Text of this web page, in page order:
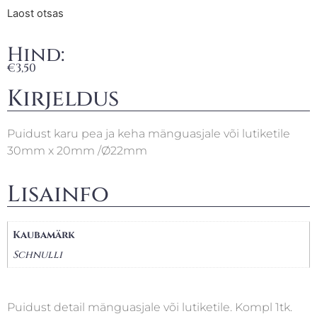
Laost otsas
Hind:
€3,50
Kirjeldus
Puidust karu pea ja keha mänguasjale või lutiketile
30mm x 20mm /Ø22mm
Lisainfo
Kaubamärk
Schnulli
Puidust detail mänguasjale või lutiketile. Kompl 1tk.